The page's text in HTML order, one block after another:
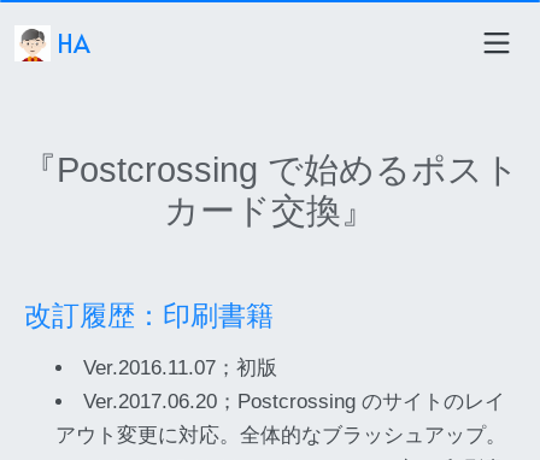
HA
『Postcrossing で始めるポスト
カード交換』
改訂履歴：印刷書籍
Ver.2016.11.07；初版
Ver.2017.06.20；Postcrossing のサイトのレイ
アウト変更に対応。全体的なブラッシュアップ。